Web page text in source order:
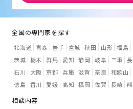
全国の専門家を探す
北海道 青森 岩手 宮城 秋田 山形 福島
茨城 栃木 群馬 愛知 静岡 岐阜 三重
石川
大阪 京都 兵庫 滋賀 奈良 和歌山
徳島 香川 愛媛 高知 福岡 佐賀 長崎
相談内容